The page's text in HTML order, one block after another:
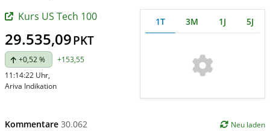
Kurs US Tech 100
29.535,09PKT
+0,52 %
+153,55
11:14:22 Uhr,
Ariva Indikation
1T 3M 1J 5J
Kommentare 30.062 Neu laden